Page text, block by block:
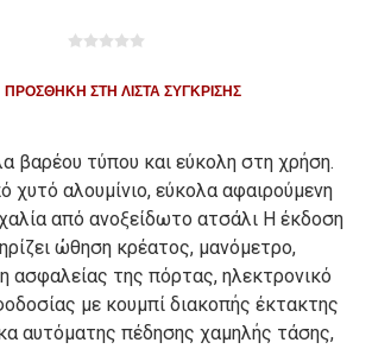
ΠΡΟΣΘΉΚΗ ΣΤΗ ΛΊΣΤΑ ΣΎΓΚΡΙΣΗΣ
βαρέου τύπου και εύκολη στη χρήση.
χυτό αλουμίνιο, εύκολα αφαιρούμενη
από ανοξείδωτο ατσάλι Η έκδοση
ώθηση κρέατος, μανόμετρο,
ασφαλείας της πόρτας, ηλεκτρονικό
με κουμπί διακοπής έκτακτης
αυτόματης πέδησης χαμηλής τάσης,